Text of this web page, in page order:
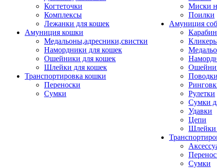
Когтеточки
Комплексы
Лежанки для кошек
Амуниция кошки
Медальоны,адресники,свистки
Намордники для кошек
Ошейники для кошек
Шлейки для кошек
Транспортировка кошки
Переноски
Сумки
Миски
Поилки
Амуниция
Рулетки
Сумки
Удавки
Цепи
Шлейки
Сумки